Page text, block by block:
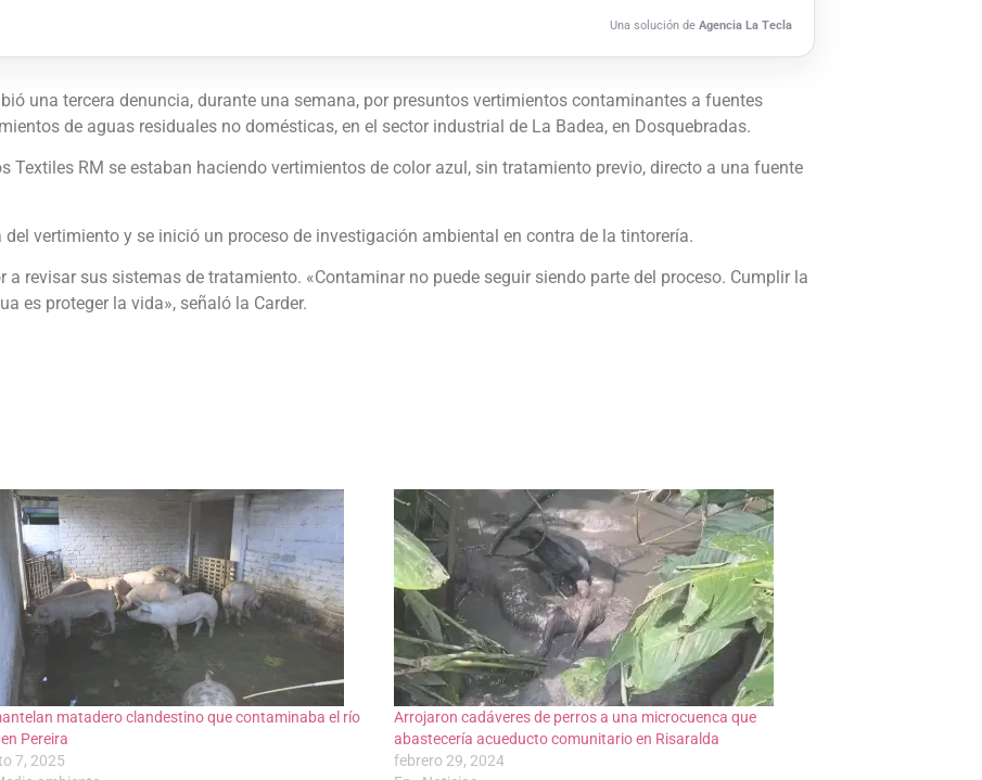
Una solución de Agencia La Tecla
una tercera denuncia, durante una semana, por presuntos vertimientos contaminantes a fuentes
de aguas residuales no domésticas, en el sector industrial de La Badea, en Dosquebradas.
Textiles RM se estaban haciendo vertimientos de color azul, sin tratamiento previo, directo a una fuente
vertimiento y se inició un proceso de investigación ambiental en contra de la tintorería.
revisar sus sistemas de tratamiento. «Contaminar no puede seguir siendo parte del proceso. Cumplir la
es proteger la vida», señaló la Carder.
matadero clandestino que contaminaba el río
Pereira
7, 2025
Arrojaron cadáveres de perros a una microcuenca que
abastecería acueducto comunitario en Risaralda
febrero 29, 2024